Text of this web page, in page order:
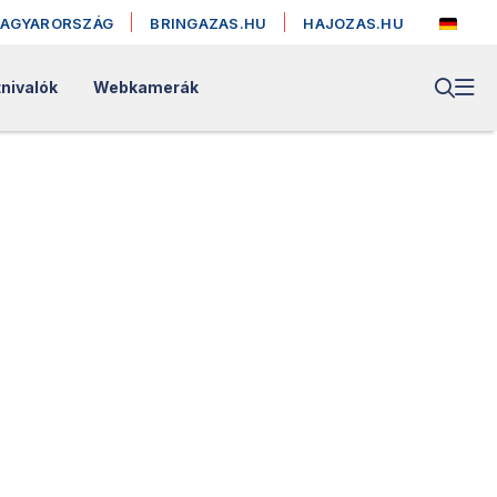
BRINGAZAS.HU HAJOZAS.HU
Webkamerák